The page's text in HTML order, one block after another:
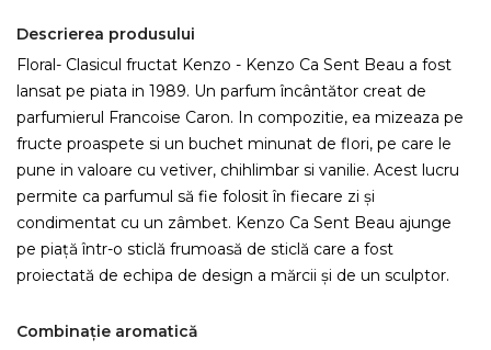
Descrierea produsului
Floral- Clasicul fructat Kenzo - Kenzo Ca Sent Beau a fost
lansat pe piata in 1989. Un parfum încântător creat de
parfumierul Francoise Caron. In compozitie, ea mizeaza pe
fructe proaspete si un buchet minunat de flori, pe care le
pune in valoare cu vetiver, chihlimbar si vanilie. Acest lucru
permite ca parfumul să fie folosit în fiecare zi și
condimentat cu un zâmbet. Kenzo Ca Sent Beau ajunge
pe piață într-o sticlă frumoasă de sticlă care a fost
proiectată de echipa de design a mărcii și de un sculptor.
Combinație aromatică